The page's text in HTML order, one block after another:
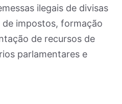
ilegais de divisas
impostos, formação
de recursos de
parlamentares e